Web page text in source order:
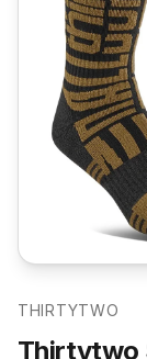
THIRTYTWO
Thirtytwo